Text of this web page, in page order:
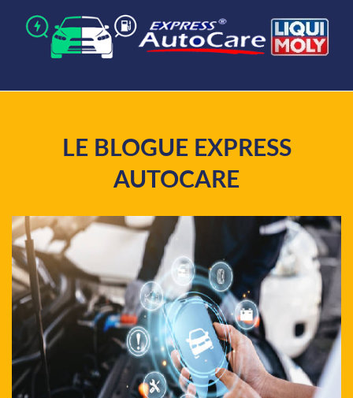
LE BLOGUE EXPRESS
AUTOCARE